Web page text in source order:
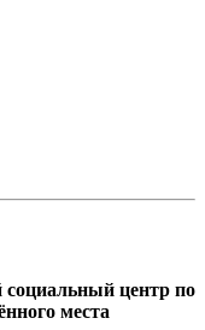
центр по
места